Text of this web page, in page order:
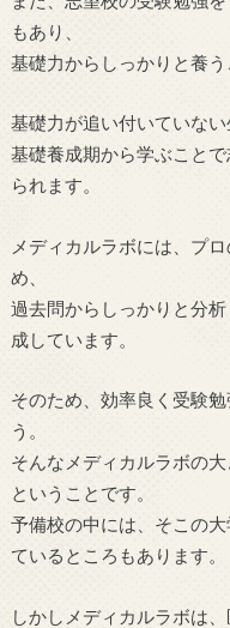
もあり、
基礎力からしっかりと養う
基礎力が追い付いていない
基礎養成期から学ぶこと
られます。
メディカルラボには、プ
め、
過去問からしっかりと分
成しています。
そのため、効率良く受験
う。
そんなメディカルラボの
ということです。
予備校の中には、そこの
ているところもあります。
しかしメディカルラボは